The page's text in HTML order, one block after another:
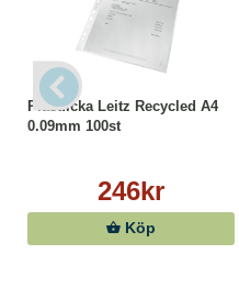
Plastficka Leitz Recycled A4
0.09mm 100st
246kr
Köp